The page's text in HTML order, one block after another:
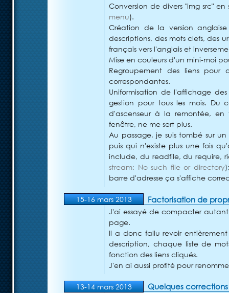
Conversion de divers "img src" en
menu).
Création de la version
descriptions, des mots clefs, des
français vers l'anglais et
Mise en couleurs d'un mini-moi
Regroupement des liens pour
correspondantes.
Uniformisation de l'affichage
gestion pour tous les mois. Du
d'ascenseur à la remontée,
fenêtre, ne me sert plus.
Au passage, je suis tombé sur
puis qui n'existe plus une fois
include, du readfile, du require,
stream: No such file or directory
barre d'adresse ça s'affiche
15-16 mars 2013 Factorisation de
J'ai essayé de compacter
page.
Il a donc fallu revoir
description, chaque liste de
fonction des liens cliqués.
J'en ai aussi profité pour
13-14 mars 2013 Quelques corrections